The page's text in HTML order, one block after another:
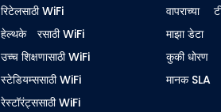
रिटेलसाठी WiFi
हेल्थकेअरसाठी WiFi
उच्च शिक्षणासाठी WiFi
स्टेडियम्ससाठी WiFi
रेस्टॉरंट्ससाठी WiFi
वापराच्या
माझा डेटा
कुकी धोरण
मानक SLA